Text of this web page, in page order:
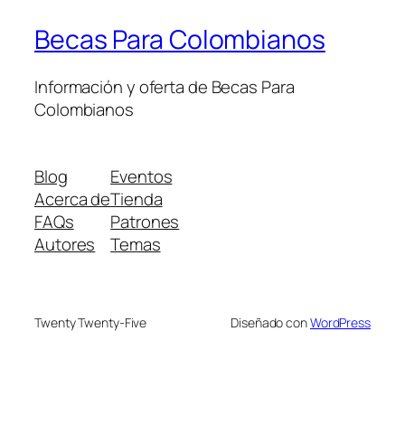
Becas Para Colombianos
Información y oferta de Becas Para
Colombianos
Blog
Acerca de
FAQs
Autores
Eventos
Tienda
Patrones
Temas
Twenty Twenty-Five Diseñado conWordPress